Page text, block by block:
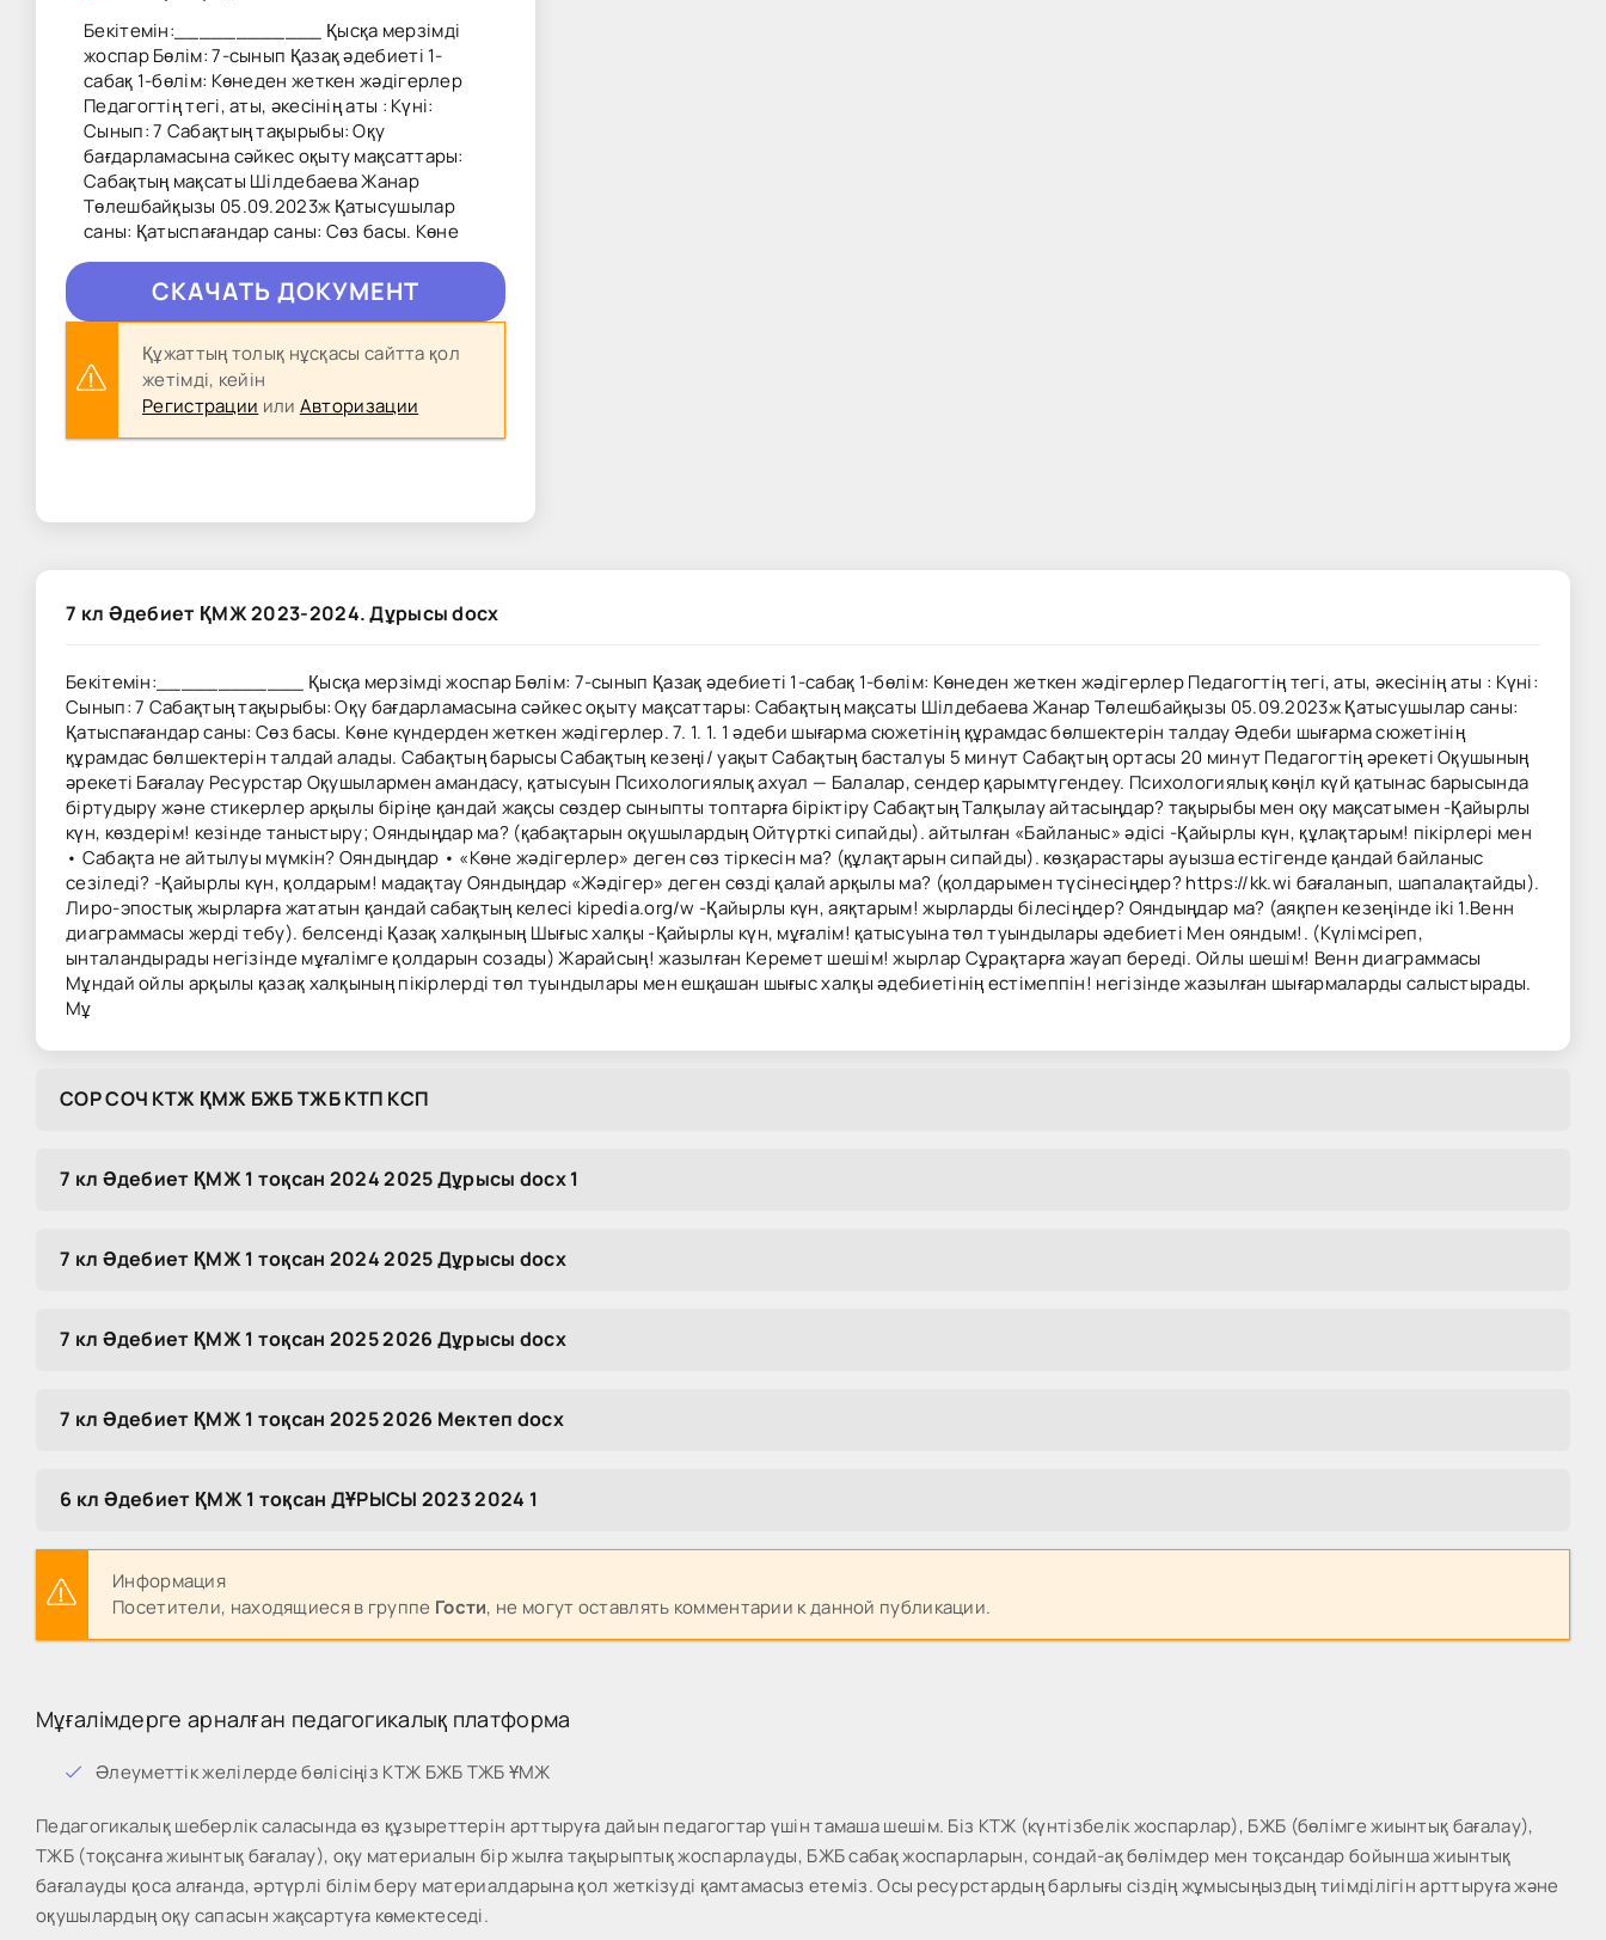
Бекітемін:____________ Қысқа мерзімді
жоспар Бөлім: 7-сынып Қазақ әдебиеті 1-
сабақ 1-бөлім: Көнеден жеткен жәдігерлер
Педагогтің тегі, аты, әкесінің аты : Күні:
Сынып: 7 Сабақтың тақырыбы: Оқу
бағдарламасына сәйкес оқыту мақсаттары:
Сабақтың мақсаты Шілдебаева Жанар
Төлешбайқызы 05.09.2023ж Қатысушылар
саны: Қатыспағандар саны: Сөз басы. Көне
CКAЧAТЬ ДОКУМЕНТ
Құжаттың толық нұсқасы сайтта қол
жетімді, кейін
Регистрации или Авторизации
7 кл Әдебиет ҚМЖ 2023-2024. Дұрысы docx
Бекітемін:____________ Қысқа мерзімді жоспар Бөлім: 7-сынып Қазақ әдебиеті 1-сабақ 1-бөлім: Көнеден жеткен жәдігерлер Педагогтің тегі, аты, әкесінің аты : Күні:
Сынып: 7 Сабақтың тақырыбы: Оқу бағдарламасына сәйкес оқыту мақсаттары: Сабақтың мақсаты Шілдебаева Жанар Төлешбайқызы 05.09.2023ж Қатысушылар саны:
Қатыспағандар саны: Сөз басы. Көне күндерден жеткен жәдігерлер. 7. 1. 1. 1 әдеби шығарма сюжетінің құрамдас бөлшектерін талдау Әдеби шығарма сюжетінің
құрамдас бөлшектерін талдай алады. Сабақтың барысы Сабақтың кезеңі/ уақыт Сабақтың басталуы 5 минут Сабақтың ортасы 20 минут Педагогтің әрекеті Оқушының
әрекеті Бағалау Ресурстар Оқушылармен амандасу, қатысуын Психологиялық ахуал — Балалар, сендер қарымтүгендеу. Психологиялық көңіл күй қатынас барысында
біртудыру және стикерлер арқылы біріңе қандай жақсы сөздер сыныпты топтарға біріктіру Сабақтың Талқылау айтасыңдар? тақырыбы мен оқу мақсатымен -Қайырлы
күн, көздерім! кезінде таныстыру; Ояндыңдар ма? (қабақтарын оқушылардың Ойтүрткі сипайды). айтылған «Байланыс» әдісі -Қайырлы күн, құлақтарым! пікірлері мен
• Сабақта не айтылуы мүмкін? Ояндыңдар • «Көне жәдігерлер» деген сөз тіркесін ма? (құлақтарын сипайды). көзқарастары ауызша естігенде қандай байланыс
сезіледі? -Қайырлы күн, қолдарым! мадақтау Ояндыңдар «Жәдігер» деген сөзді қалай арқылы ма? (қолдарымен түсінесіңдер? https://kk.wi бағаланып, шапалақтайды).
Лиро-эпостық жырларға жататын қандай сабақтың келесі kipedia.org/w -Қайырлы күн, аяқтарым! жырларды білесіңдер? Ояндыңдар ма? (аяқпен кезеңінде iki 1.Венн
диаграммасы жерді тебу). белсенді Қазақ халқының Шығыс халқы -Қайырлы күн, мұғалім! қатысуына төл туындылары әдебиеті Мен ояндым!. (Күлімсіреп,
ынталандырады негізінде мұғалімге қолдарын созады) Жарайсың! жазылған Керемет шешім! жырлар Сұрақтарға жауап береді. Ойлы шешім! Венн диаграммасы
Мұндай ойлы арқылы қазақ халқының пікірлерді төл туындылары мен ешқашан шығыс халқы әдебиетінің естімеппін! негізінде жазылған шығармаларды салыстырады.
Мұ
COP COЧ KTЖ ҚMЖ БЖБ TЖБ KTП KCП
7 кл Әдебиет ҚМЖ 1 тоқсан 2024 2025 Дұрысы docx 1
7 кл Әдебиет ҚМЖ 1 тоқсан 2024 2025 Дұрысы docx
7 кл Әдебиет ҚМЖ 1 тоқсан 2025 2026 Дұрысы docx
7 кл Әдебиет ҚМЖ 1 тоқсан 2025 2026 Мектеп docx
6 кл Әдебиет ҚМЖ 1 тоқсан ДҰРЫСЫ 2023 2024 1
Информация
Посетители, находящиеся в группе Гости, не могут оставлять комментарии к данной публикации.
Мұғалімдерге арналған педагогикалық платформа
Әлеуметтік желілерде бөлісіңіз КТЖ БЖБ ТЖБ ҰМЖ
Педагогикалық шеберлік саласында өз құзыреттерін арттыруға дайын педагогтар үшін тамаша шешім. Біз КТЖ (күнтізбелік жоспарлар), БЖБ (бөлімге жиынтық бағалау),
ТЖБ (тоқсанға жиынтық бағалау), оқу материалын бір жылға тақырыптық жоспарлауды, БЖБ сабақ жоспарларын, сондай-ақ бөлімдер мен тоқсандар бойынша жиынтық
бағалауды қоса алғанда, әртүрлі білім беру материалдарына қол жеткізуді қамтамасыз етеміз. Осы ресурстардың барлығы сіздің жұмысыңыздың тиімділігін арттыруға және
оқушылардың оқу сапасын жақсартуға көмектеседі.